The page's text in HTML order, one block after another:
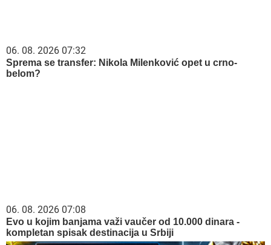
06. 08. 2026 07:32
Sprema se transfer: Nikola Milenković opet u crno-
belom?
06. 08. 2026 07:08
Evo u kojim banjama važi vaučer od 10.000 dinara -
kompletan spisak destinacija u Srbiji